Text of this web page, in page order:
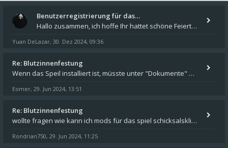
Benutzerregistrierung für das…
Hallo zusammen, ich hoffe Ihr hattet schöne Feiertage und kommt auch gut ins neue Jahr. Ich schreibe hier kurz zur Infor
Yuan DeLazar, 30. Dez 2024, 09:36
Re: Blutzinnenfestung
Wenn das Speil installiert ist, müsste unter "Dokumente" auf Deinem Rechner ein Verzeichnis "blade of destiny" sein. Dar
Eomer, 29. Jun 2024, 13:51
Re: Blutzinnenfestung
wollte fragen wie kann ich mods für das spiel schicksalsklinge in das spieleverzeichnis kopieren und in welches
Rondrian750, 29. Jun 2024, 11:25